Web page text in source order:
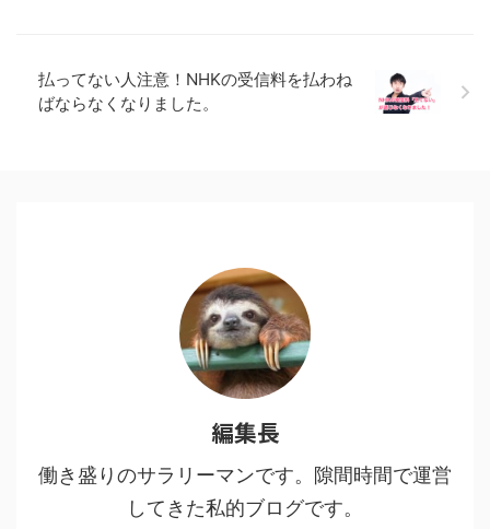
健康診断ALL ...
払ってない人注意！NHKの受信料を払わね
ばならなくなりました。
編集長
働き盛りのサラリーマンです。隙間時間で運営
してきた私的ブログです。